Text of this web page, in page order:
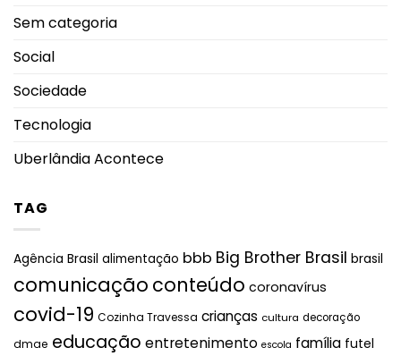
Sem categoria
Social
Sociedade
Tecnologia
Uberlândia Acontece
TAG
Agência Brasil alimentação bbb Big Brother Brasil brasil
comunicação conteúdo coronavírus
covid-19 Cozinha Travessa crianças cultura decoração
dmae educação entretenimento escola família futel